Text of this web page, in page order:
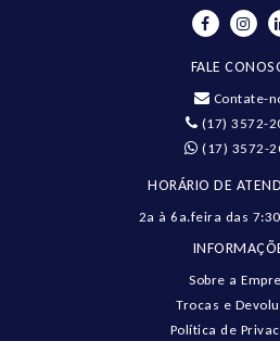
FALE
Contate-
(17) 3572-
(17) 3572-
HORÁRIO DE
2a à 6a.feira das
Sobre a
Trocas e
Política de